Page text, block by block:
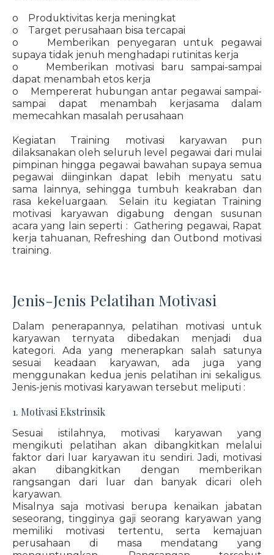
o Produktivitas kerja meningkat
o Target perusahaan bisa tercapai
o Memberikan penyegaran untuk pegawai
supaya tidak jenuh menghadapi rutinitas kerja
o Memberikan motivasi baru sampai-sampai
dapat menambah etos kerja
o Mempererat hubungan antar pegawai sampai-
sampai dapat menambah kerjasama dalam
memecahkan masalah perusahaan
Kegiatan Training motivasi karyawan pun
dilaksanakan oleh seluruh level pegawai dari mulai
pimpinan hingga pegawai bawahan supaya semua
pegawai diinginkan dapat lebih menyatu satu
sama lainnya, sehingga tumbuh keakraban dan
rasa kekeluargaan. Selain itu kegiatan Training
motivasi karyawan digabung dengan susunan
acara yang lain seperti : Gathering pegawai, Rapat
kerja tahuanan, Refreshing dan Outbond motivasi
training.
Jenis-Jenis Pelatihan Motivasi
Dalam penerapannya, pelatihan motivasi untuk
karyawan ternyata dibedakan menjadi dua
kategori. Ada yang menerapkan salah satunya
sesuai keadaan karyawan, ada juga yang
menggunakan kedua jenis pelatihan ini sekaligus.
Jenis-jenis motivasi karyawan tersebut meliputi :
1. Motivasi Ekstrinsik
Sesuai istilahnya, motivasi karyawan yang
mengikuti pelatihan akan dibangkitkan melalui
faktor dari luar karyawan itu sendiri. Jadi, motivasi
akan dibangkitkan dengan memberikan
rangsangan dari luar dan banyak dicari oleh
karyawan.
Misalnya saja motivasi berupa kenaikan jabatan
seseorang, tingginya gaji seorang karyawan yang
memiliki motivasi tertentu, serta kemajuan
perusahaan di masa mendatang yang